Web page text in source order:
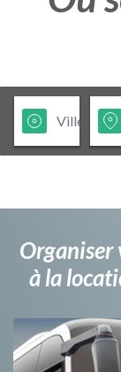
Organiser
à la